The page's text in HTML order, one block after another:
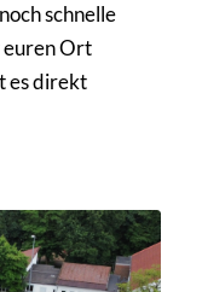
schnelle
euren Ort
es direkt